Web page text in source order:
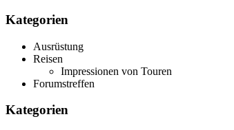
Kategorien
Ausrüstung
Reisen
Impressionen von Touren
Forumstreffen
Kategorien